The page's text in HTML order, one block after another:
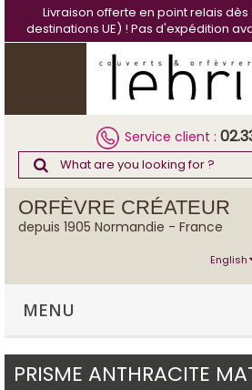
Livraison offerte en point relais
destinations UE) ! Pas d'expédition
Service client :
ORFÈVRE CRÉATEUR
depuis 1905 Normandie - France
English
MENU
PRISME ANTHRACITE
Cookies management panel